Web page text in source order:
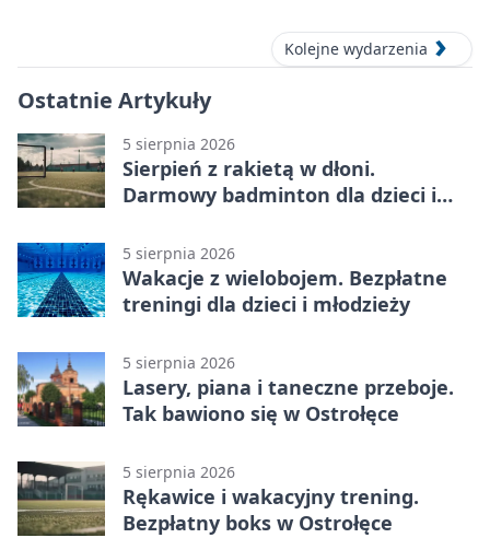
Kolejne wydarzenia
Ostatnie Artykuły
5 sierpnia 2026
Sierpień z rakietą w dłoni.
Darmowy badminton dla dzieci i
5 sierpnia 2026
Wakacje z wielobojem. Bezpłatne
treningi dla dzieci i młodzieży
5 sierpnia 2026
Lasery, piana i taneczne przeboje.
Tak bawiono się w Ostrołęce
5 sierpnia 2026
Rękawice i wakacyjny trening.
Bezpłatny boks w Ostrołęce